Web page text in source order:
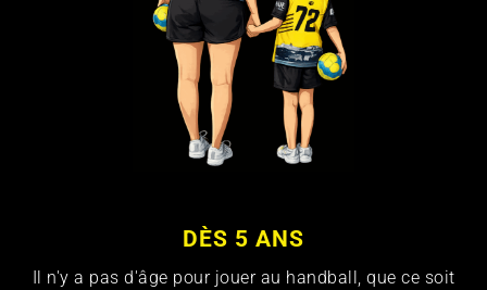
DÈS 5 ANS
Il n'y a pas d'âge pour jouer au handball, que ce soit